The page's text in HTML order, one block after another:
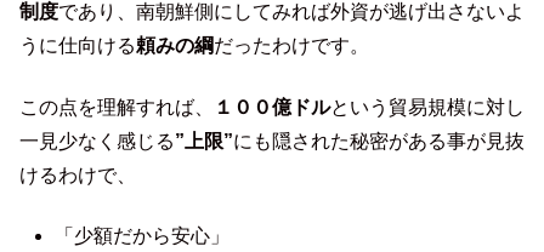
制度であり、南朝鮮側にしてみれば外資が逃げ出さないよ
うに仕向ける頼みの綱だったわけです。
この点を理解すれば、 １００億ドルという貿易規模に対し
一見少なく感じる”上限”にも隠された秘密がある事が見抜
けるわけで、
「少額だから安心」